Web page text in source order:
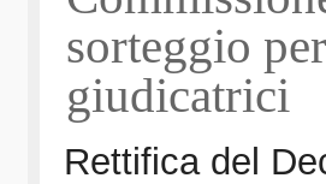
sorteggio
giudicatrici
Rettifica del